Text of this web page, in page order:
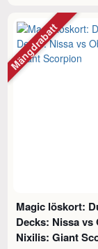
Magic löskort:
Decks: Nissa vs
Nixilis: Giant
Mängdrabatt